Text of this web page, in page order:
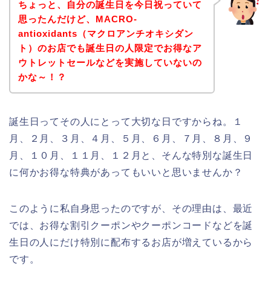
ちょっと、自分の誕生日を今日祝っていて
思ったんだけど、MACRO-
antioxidants（マクロアンチオキシダン
ト）のお店でも誕生日の人限定でお得なア
ウトレットセールなどを実施していないの
かな～！？
誕生日ってその人にとって大切な日ですからね。１
月、２月、３月、４月、５月、６月、７月、８月、９
月、１０月、１１月、１２月と、そんな特別な誕生日
に何かお得な特典があってもいいと思いませんか？
このように私自身思ったのですが、その理由は、最近
では、お得な割引クーポンやクーポンコードなどを誕
生日の人にだけ特別に配布するお店が増えているから
です。